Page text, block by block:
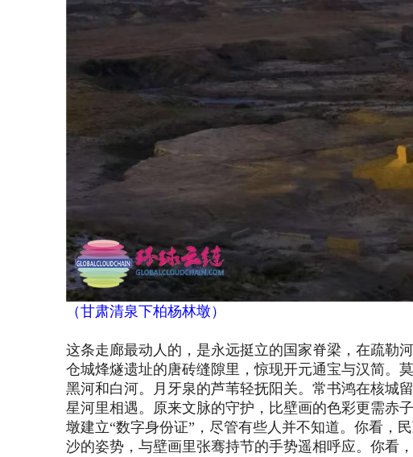
（甘肃清泉下柏杨林墩）
这条走廊最动人的，是永远挺立的国家脊梁，在疏勒
仓城烽燧遗址的唐砖缝隙里，惊现开元通宝与汉简。
黑河和白河。月牙泉的芦苇轻抚阳关。常书鸿在核城
星河里相遇。原来文脉的守护，比壁画的色彩更需赤
墩建立“数字身份证”，尽管有些人并不知道。你看，
沙的姿势，与壁画里张骞持节的手势遥相呼应。你看